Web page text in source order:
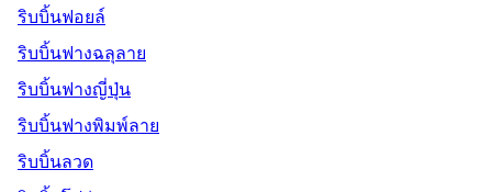
ริบบิ้นฟอยล์
ริบบิ้นฟางฉลุลาย
ริบบิ้นฟางญี่ปุ่น
ริบบิ้นฟางพิมพ์ลาย
ริบบิ้นลวด